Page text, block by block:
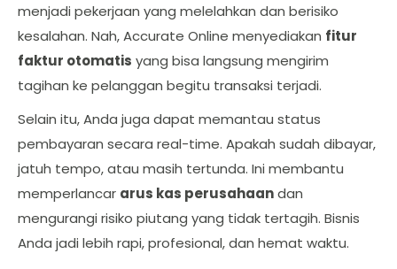
menjadi pekerjaan yang melelahkan dan berisiko
kesalahan. Nah, Accurate Online menyediakan fitur
faktur otomatis yang bisa langsung mengirim
tagihan ke pelanggan begitu transaksi terjadi.
Selain itu, Anda juga dapat memantau status
pembayaran secara real-time. Apakah sudah dibayar,
jatuh tempo, atau masih tertunda. Ini membantu
memperlancar arus kas perusahaandan
mengurangi risiko piutang yang tidak tertagih. Bisnis
Anda jadi lebih rapi, profesional, dan hemat waktu.